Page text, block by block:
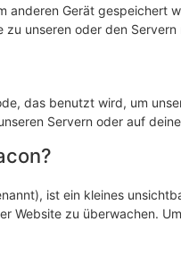
anderen Gerät gespeichert
zu unseren oder den
das benutzt wird, um
Servern oder auf
ist ein kleines
Website zu überwachen.